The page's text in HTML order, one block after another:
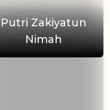
Putri Zakiyatun
Nimah